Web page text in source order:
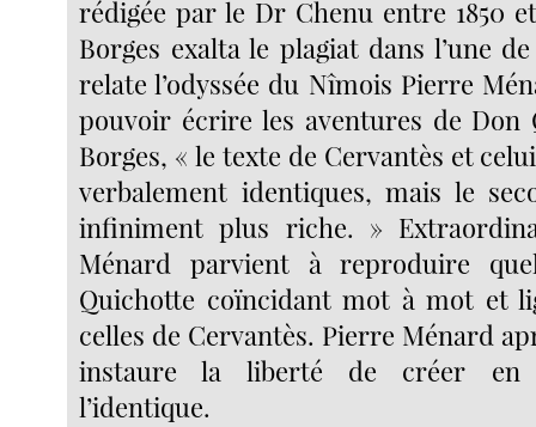
rédigée par le Dr Chenu entre 1850
Borges exalta le plagiat dans l’une
relate l’odyssée du Nîmois Pierre
pouvoir écrire les aventures de Don
Borges, « le texte de Cervantès et
verbalement identiques, mais le
infiniment plus riche. »
Ménard parvient à reproduire
Quichotte coïncidant mot à mot et
celles de Cervantès. Pierre Ménard
instaure la liberté de créer en
l’identique.